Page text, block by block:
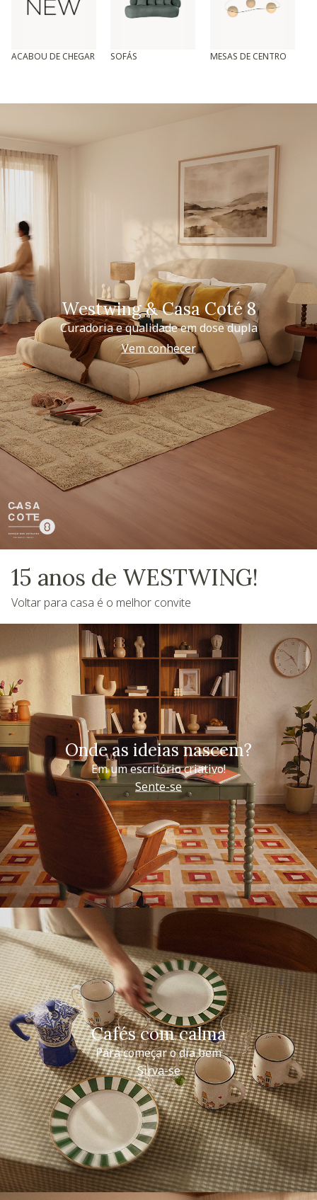
ACABOU DE CHEGAR SOFÁS MESAS DE CENTRO
Westwing & Casa Coté 8
Curadoria e qualidade em dose dupla
Vem conhecer
15 anos de WESTWING!
Voltar para casa é o melhor convite
Onde as ideias nascem?
Em um escritório criativo!
Sente-se
Cafés com calma
Para começar o dia bem
Sirva-se